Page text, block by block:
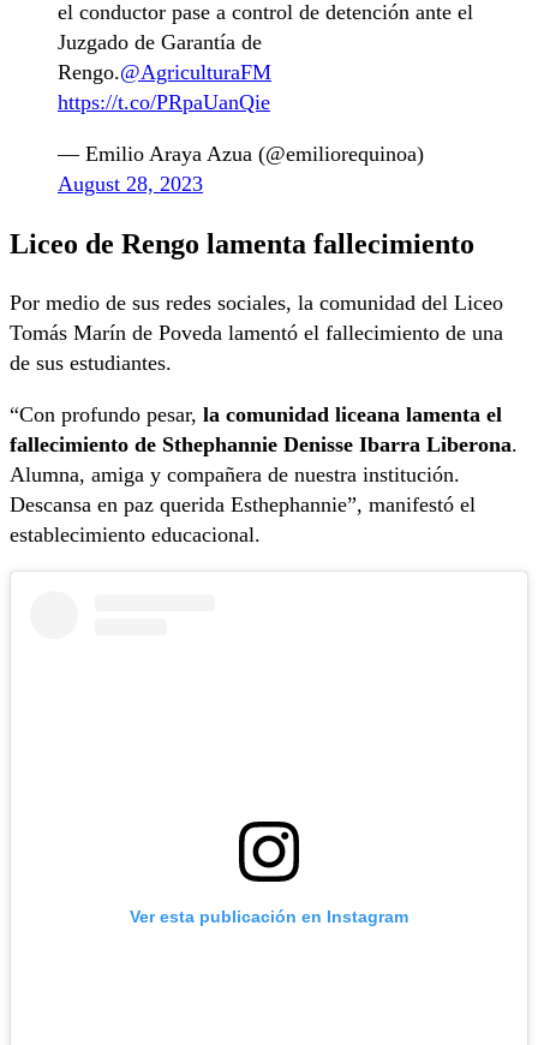
el conductor pase a control de detención ante el
Juzgado de Garantía de
Rengo.@AgriculturaFM
https://t.co/PRpaUanQie
— Emilio Araya Azua (@emiliorequinoa)
August 28, 2023
Liceo de Rengo lamenta fallecimiento
Por medio de sus redes sociales, la comunidad del Liceo
Tomás Marín de Poveda lamentó el fallecimiento de una
de sus estudiantes.
“Con profundo pesar, la comunidad liceana lamenta el
fallecimiento de Sthephannie Denisse Ibarra Liberona.
Alumna, amiga y compañera de nuestra institución.
Descansa en paz querida Esthephannie”, manifestó el
establecimiento educacional.
Ver esta publicación en Instagram